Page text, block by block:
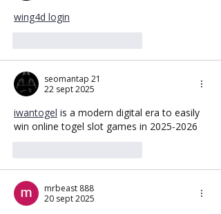
wing4d login
seomantap 21
22 sept 2025
iwantogel is a modern digital era to easily
win online togel slot games in 2025-2026
mrbeast 888
20 sept 2025